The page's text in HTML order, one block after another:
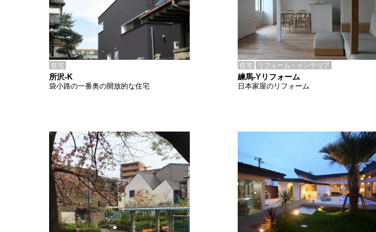
住宅
所沢-K
袋小路の一番奥の開放的な住宅
住宅 リフォーム・インテリア
練馬-Yリフォーム
日本家屋のリフォーム